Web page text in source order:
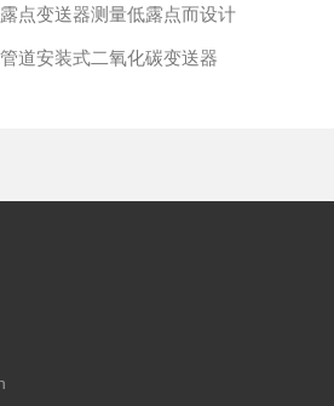
点变送器测量低露点而设计
道安装式二氧化碳变送器